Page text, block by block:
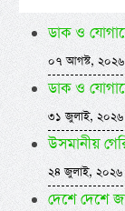
ডাক ও
০৭ আগস্ট,
ডাক ও
৩১ জুলাই,
উসমানীয়
২৪ জুলাই, ২০২৬
দেশে দেশে